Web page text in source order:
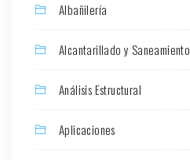
Albañilería
Alcantarillado y Saneamiento
Análisis Estructural
Aplicaciones